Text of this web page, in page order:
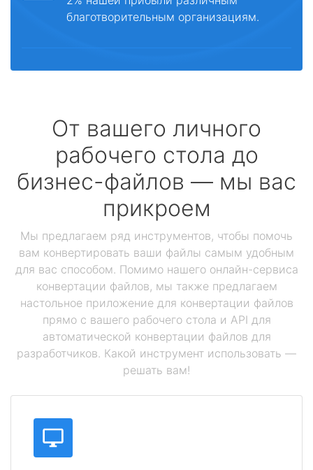
благотворительным организациям.
От вашего личного
рабочего стола до
бизнес-файлов — мы вас
прикроем
Мы предлагаем ряд инструментов, чтобы помочь
вам конвертировать ваши файлы самым удобным
для вас способом. Помимо нашего онлайн-сервиса
конвертации файлов, мы также предлагаем
настольное приложение для конвертации файлов
прямо с вашего рабочего стола и API для
автоматической конвертации файлов для
разработчиков. Какой инструмент использовать —
решать вам!